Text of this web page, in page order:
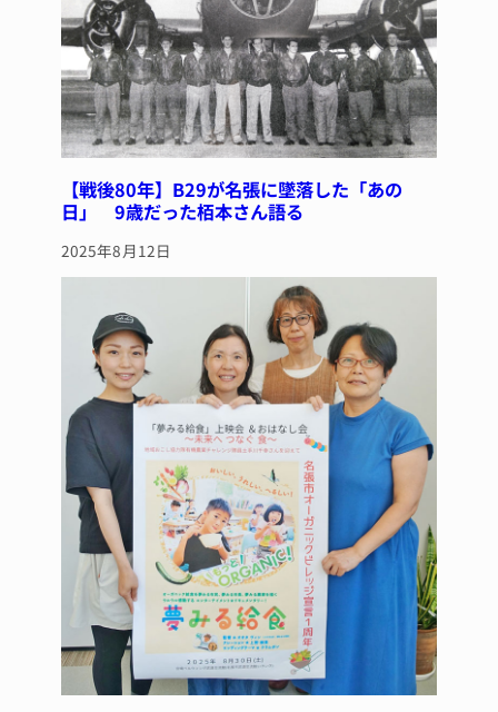
k
【戦後80年】B29が名張に墜落した「あの
日」 9歳だった栢本さん語る
2025年8月12日